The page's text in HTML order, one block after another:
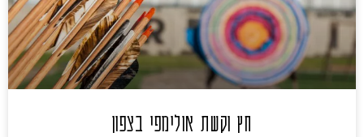
חץ וקשת אולימפי בצפון